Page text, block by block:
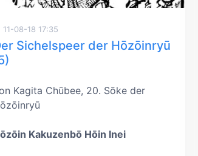
11-08-18 17:35
Sichelspeer der Hōzōinryū
Kagita Chūbee, 20. Sōke der
Kakuzenbō Hōin Inei